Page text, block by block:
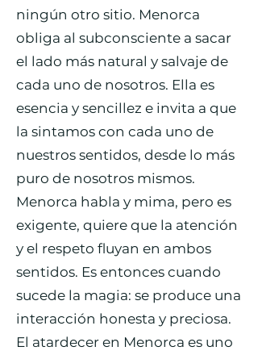
ningún otro sitio. Menorca
obliga al subconsciente a sacar
el lado más natural y salvaje de
cada uno de nosotros. Ella es
esencia y sencillez e invita a que
la sintamos con cada uno de
nuestros sentidos, desde lo más
puro de nosotros mismos.
Menorca habla y mima, pero es
exigente, quiere que la atención
y el respeto fluyan en ambos
sentidos. Es entonces cuando
sucede la magia: se produce una
interacción honesta y preciosa.
El atardecer en Menorca es uno